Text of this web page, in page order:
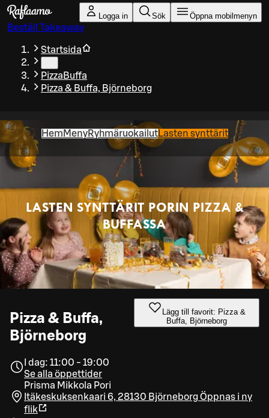
Gå till huvudinnehållet
Logga in Sök Öppna mobilmenyn
Beställ Takeaway
Startsida
PizzaBuffa
Pizza & Buffa, Björneborg
Hem MenyRyhmäruokailutLasten synttärit
LASTEN SYNTTÄRIT PORIN PIZZA &
BUFFASSA
Pizza & Buffa,
Björneborg
Lägg till favorit: Pizza &
Buffa, Björneborg
I dag: 11:00 - 19:00
Se alla öppettider
Prisma Mikkola Pori
Itäkeskuksenkaari 6, 28130 BjörneborgÖppnas i ny
flik